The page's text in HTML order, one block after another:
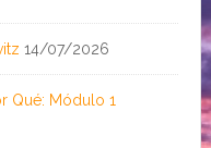
14/07/2026
Qué: Módulo 1